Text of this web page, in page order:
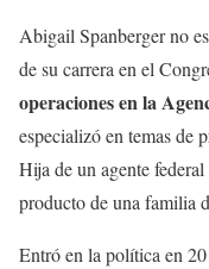
Abigail Spanberger no
de su carrera en el
operaciones en la
especializó en temas de
Hija de un agente
producto de una familia
Entró en la política en